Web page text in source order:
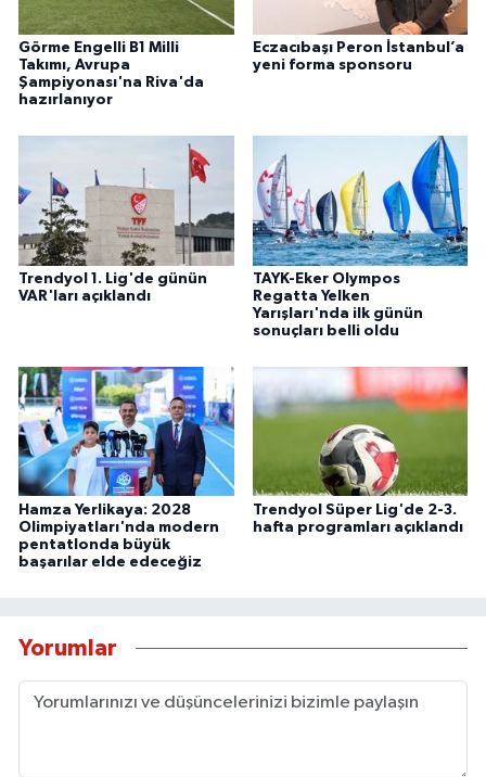
Görme Engelli B1 Milli
Takımı, Avrupa
Şampiyonası'na Riva'da
hazırlanıyor
Eczacıbaşı Peron İstanbul’a
yeni forma sponsoru
Trendyol 1. Lig'de günün
VAR'ları açıklandı
TAYK-Eker Olympos
Regatta Yelken
Yarışları'nda ilk günün
sonuçları belli oldu
Hamza Yerlikaya: 2028
Olimpiyatları'nda modern
pentatlonda büyük
başarılar elde edeceğiz
Trendyol Süper Lig'de 2-3.
hafta programları açıklandı
Yorumlar